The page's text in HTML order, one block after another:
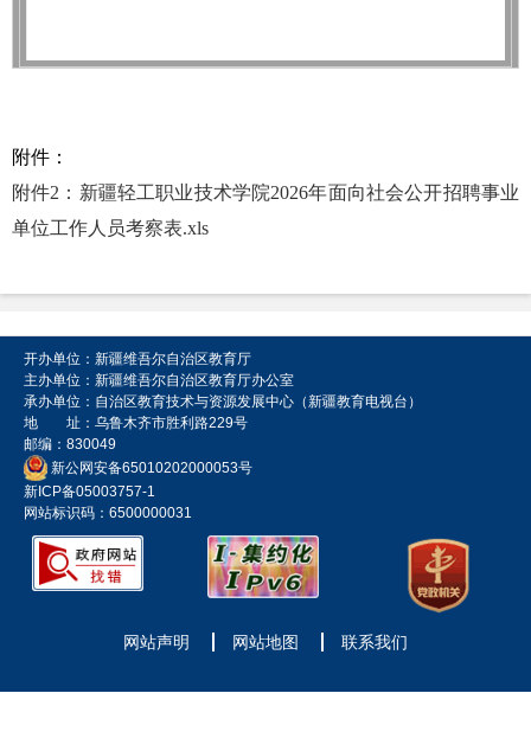
附件：
附件2：新疆轻工职业技术学院2026年面向社会公开招聘事业
单位工作人员考察表.xls
开办单位：新疆维吾尔自治区教育厅
主办单位：新疆维吾尔自治区教育厅办公室
承办单位：自治区教育技术与资源发展中心（新疆教育电视台）
地 址：乌鲁木齐市胜利路229号
邮编：830049
新公网安备65010202000053号
新ICP备05003757-1
网站标识码：6500000031
网站声明 网站地图 联系我们